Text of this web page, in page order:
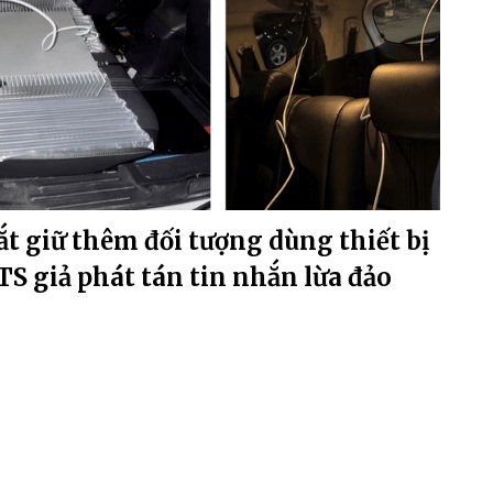
giữ thêm đối tượng dùng thiết bị
giả phát tán tin nhắn lừa đảo